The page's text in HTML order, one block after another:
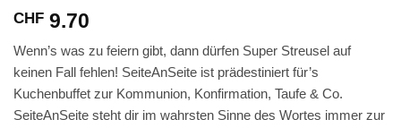
CHF 9.70
Wenn’s was zu feiern gibt, dann dürfen Super Streusel auf
keinen Fall fehlen! SeiteAnSeite ist prädestiniert für’s
Kuchenbuffet zur Kommunion, Konfirmation, Taufe & Co.
SeiteAnSeite steht dir im wahrsten Sinne des Wortes immer zur